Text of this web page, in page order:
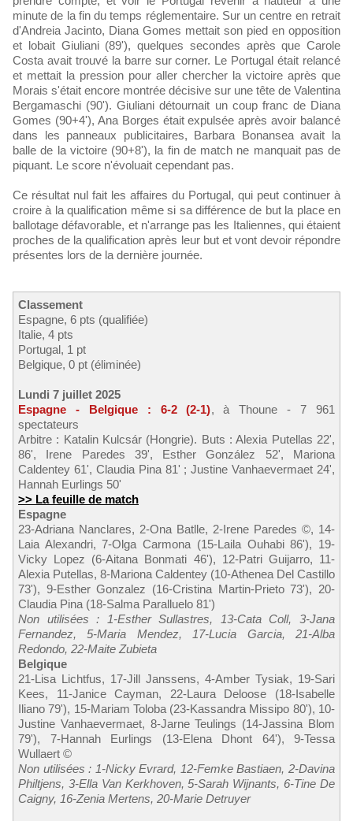
minute de la fin du temps réglementaire. Sur un centre en retrait
d'Andreia Jacinto, Diana Gomes mettait son pied en opposition
et lobait Giuliani (89'), quelques secondes après que Carole
Costa avait trouvé la barre sur corner. Le Portugal était relancé
et mettait la pression pour aller chercher la victoire après que
Morais s'était encore montrée décisive sur une tête de Valentina
Bergamaschi (90'). Giuliani détournait un coup franc de Diana
Gomes (90+4'), Ana Borges était expulsée après avoir balancé
dans les panneaux publicitaires, Barbara Bonansea avait la
balle de la victoire (90+8'), la fin de match ne manquait pas de
piquant. Le score n'évoluait cependant pas.
Ce résultat nul fait les affaires du Portugal, qui peut continuer à
croire à la qualification même si sa différence de but la place en
ballotage défavorable, et n'arrange pas les Italiennes, qui étaient
proches de la qualification après leur but et vont devoir répondre
présentes lors de la dernière journée.
Classement
Espagne, 6 pts (qualifiée)
Italie, 4 pts
Portugal, 1 pt
Belgique, 0 pt (éliminée)
Lundi 7 juillet 2025
Espagne - Belgique : 6-2 (2-1), à Thoune - 7 961
spectateurs
Arbitre : Katalin Kulcsár (Hongrie). Buts : Alexia Putellas 22',
86', Irene Paredes 39', Esther González 52', Mariona
Caldentey 61', Claudia Pina 81' ; Justine Vanhaevermaet 24',
Hannah Eurlings 50'
>> La feuille de match
Espagne
23-Adriana Nanclares, 2-Ona Batlle, 2-Irene Paredes ©, 14-
Laia Alexandri, 7-Olga Carmona (15-Laila Ouhabi 86'), 19-
Vicky Lopez (6-Aitana Bonmati 46'), 12-Patri Guijarro, 11-
Alexia Putellas, 8-Mariona Caldentey (10-Athenea Del Castillo
73'), 9-Esther Gonzalez (16-Cristina Martin-Prieto 73'), 20-
Claudia Pina (18-Salma Paralluelo 81')
Non utilisées : 1-Esther Sullastres, 13-Cata Coll, 3-Jana
Fernandez, 5-Maria Mendez, 17-Lucia Garcia, 21-Alba
Redondo, 22-Maite Zubieta
Belgique
21-Lisa Lichtfus, 17-Jill Janssens, 4-Amber Tysiak, 19-Sari
Kees, 11-Janice Cayman, 22-Laura Deloose (18-Isabelle
Iliano 79'), 15-Mariam Toloba (23-Kassandra Missipo 80'), 10-
Justine Vanhaevermaet, 8-Jarne Teulings (14-Jassina Blom
79'), 7-Hannah Eurlings (13-Elena Dhont 64'), 9-Tessa
Wullaert ©
Non utilisées : 1-Nicky Evrard, 12-Femke Bastiaen, 2-Davina
Philtjens, 3-Ella Van Kerkhoven, 5-Sarah Wijnants, 6-Tine De
Caigny, 16-Zenia Mertens, 20-Marie Detruyer